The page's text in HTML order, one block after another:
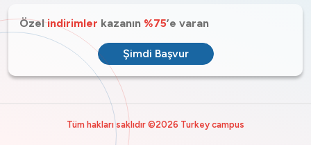
Özelindirimler kazanın %75’e varan
Şimdi Başvur
Tüm hakları saklıdır ©2026 Turkey campus